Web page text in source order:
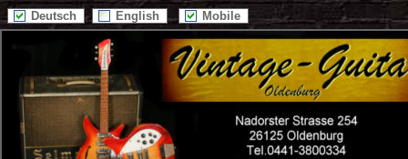
Deutsch English Mobile